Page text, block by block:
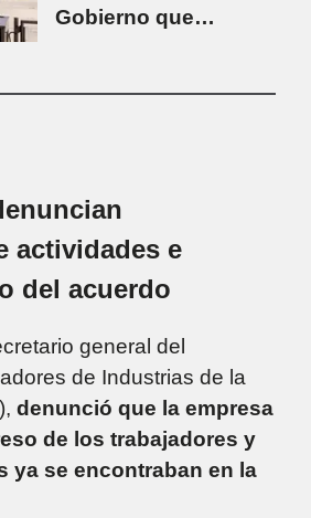
Gobierno que
actividades e
del acuerdo
general del
de Industrias de la
denunció que la empresa
de los trabajadores y
ya se encontraban en la